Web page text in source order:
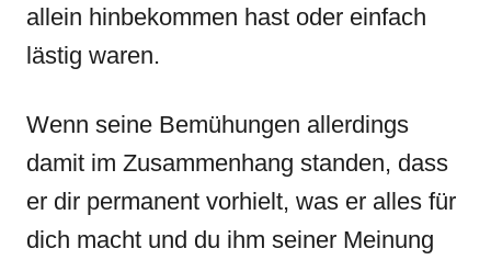
allein hinbekommen hast oder einfach
lästig waren.
Wenn seine Bemühungen allerdings
damit im Zusammenhang standen, dass
er dir permanent vorhielt, was er alles für
dich macht und du ihm seiner Meinung